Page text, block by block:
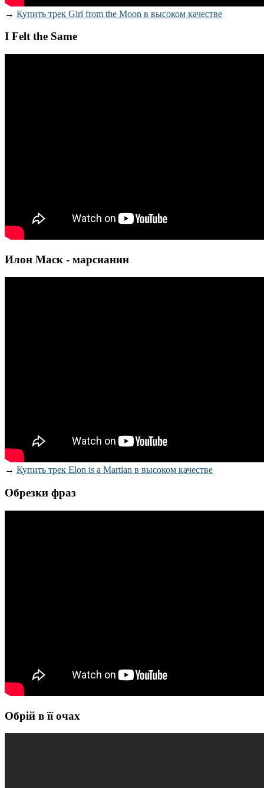
→ Купить трек Girl from the Moon в высоком качестве
I Felt the Same
Илон Маск - марсианин
→ Купить трек Elon is a Martian в высоком качестве
Обрезки фраз
Обрій в її очах